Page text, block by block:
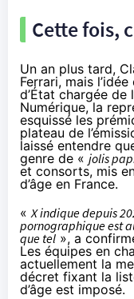
Cette fois,
Un an plus tard,
Ferrari, mais
d’État chargée
Numérique, la
esquissé les
plateau de
laissé entendre
genre de « jolis
et consorts, mis
d’âge en France.
«X indique depuis
pornographique est
que tel », a
Les équipes en
actuellement la
décret fixant la
d’âge est imposé.